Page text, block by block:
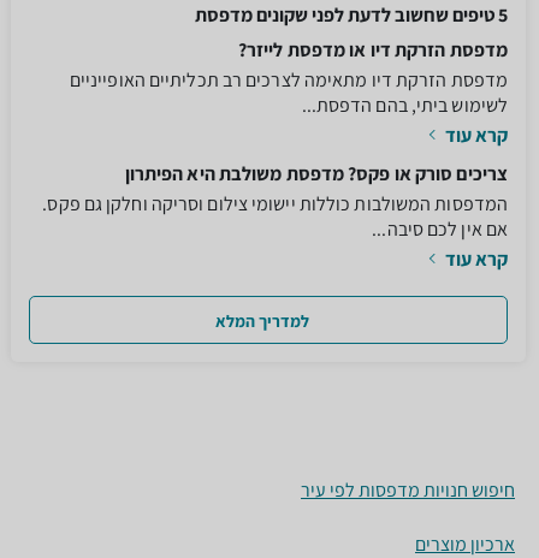
5 טיפים שחשוב לדעת לפני שקונים מדפסת
מדפסת הזרקת דיו או מדפסת לייזר?
מדפסת הזרקת דיו מתאימה לצרכים רב תכליתיים האופייניים
לשימוש ביתי, בהם הדפסת...
קרא עוד
צריכים סורק או פקס? מדפסת משולבת היא הפיתרון
המדפסות המשולבות כוללות יישומי צילום וסריקה וחלקן גם פקס.
אם אין לכם סיבה...
קרא עוד
למדריך המלא
חיפוש חנויות מדפסות לפי עיר
ארכיון מוצרים